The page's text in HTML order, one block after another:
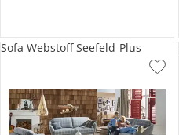
Sofa Webstoff Seefeld-Plus